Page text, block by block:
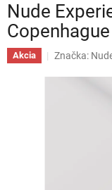
Nude
Akcia Značka: